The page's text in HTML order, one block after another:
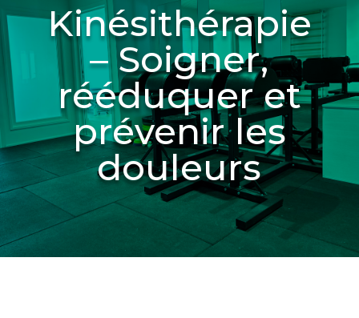
Kinésithérapie
– Soigner,
rééduquer et
prévenir les
douleurs